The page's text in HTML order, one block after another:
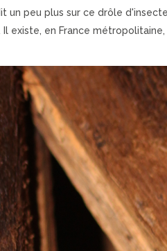
un peu plus sur ce drôle
existe, en France